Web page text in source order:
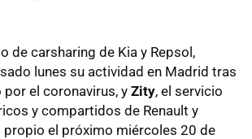
de carsharing de Kia y Repsol,
lunes su actividad en Madrid tras
el coronavirus, y Zity, el servicio
y compartidos de Renault y
propio el próximo miércoles 20 de